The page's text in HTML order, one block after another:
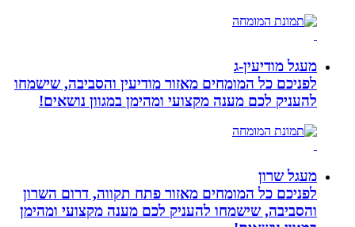
מעגל מודיעין-ג
לפניכם כל המומחים מאזור מודיעין והסביבה, שישמחו
להעניק לכם מענה מקצועי ומהימן במגוון נושאים!
מעגל שרון
לפניכם כל המומחים מאזור פתח תקווה, דרום השרון
והסביבה, שישמחו להעניק לכם מענה מקצועי ומהימן